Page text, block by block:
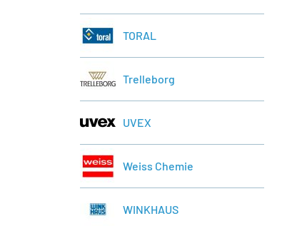
TORAL
Trelleborg
UVEX
Weiss Chemie
WINKHAUS